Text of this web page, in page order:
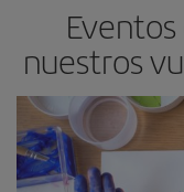
nuestros